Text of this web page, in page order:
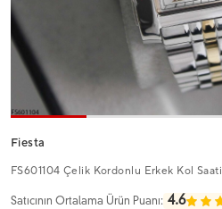
Fiesta
FS601104 Çelik Kordonlu Erkek Kol Saati
Satıcının Ortalama Ürün Puanı: 4.6